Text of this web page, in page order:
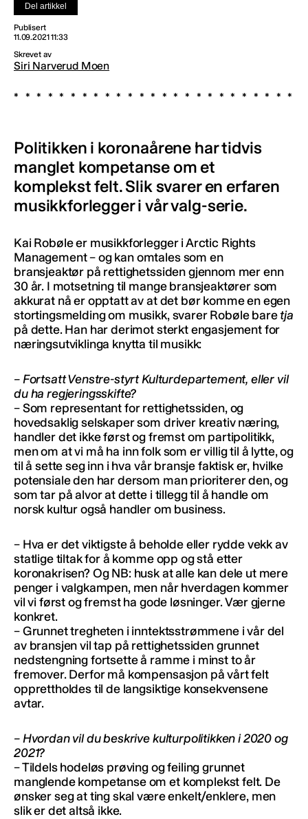
Del artikkel
Publisert
11.09.2021 11:33
Skrevet av
Siri Narverud Moen
Politikken i koronaårene har tidvis
manglet kompetanse om et
komplekst felt. Slik svarer en erfaren
musikkforlegger i vår valg-serie.
Kai Robøle er musikkforlegger i Arctic Rights
Management – og kan omtales som en
bransjeaktør på rettighetssiden gjennom mer enn
30 år. I motsetning til mange bransjeaktører som
akkurat nå er opptatt av at det bør komme en egen
stortingsmelding om musikk, svarer Robøle baretja
på dette. Han har derimot sterkt engasjement for
næringsutviklinga knytta til musikk:
– Fortsatt Venstre-styrt Kulturdepartement, eller vil
du ha regjeringsskifte?
– Som representant for rettighetssiden, og
hovedsaklig selskaper som driver kreativ næring,
handler det ikke først og fremst om partipolitikk,
men om at vi må ha inn folk som er villig til å lytte, og
til å sette seg inn i hva vår bransje faktisk er, hvilke
potensiale den har dersom man prioriterer den, og
som tar på alvor at dette i tillegg til å handle om
norsk kultur også handler om business.
– Hva er det viktigste å beholde eller rydde vekk av
statlige tiltak for å komme opp og stå etter
koronakrisen? Og NB: husk at alle kan dele ut mere
penger i valgkampen, men når hverdagen kommer
vil vi først og fremst ha gode løsninger. Vær gjerne
konkret.
– Grunnet tregheten i inntektsstrømmene i vår del
av bransjen vil tap på rettighetssiden grunnet
nedstengning fortsette å ramme i minst to år
fremover. Derfor må kompensasjon på vårt felt
opprettholdes til de langsiktige konsekvensene
avtar.
– Hvordan vil du beskrive kulturpolitikken i 2020 og
2021?
– Tildels hodeløs prøving og feiling grunnet
manglende kompetanse om et komplekst felt. De
ønsker seg at ting skal være enkelt/enklere, men
slik er det altså ikke.